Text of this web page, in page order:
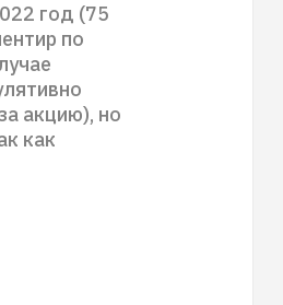
год (75
по
акцию), но
как